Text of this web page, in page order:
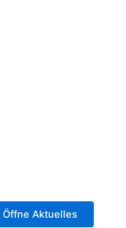
Öffne Aktuelles